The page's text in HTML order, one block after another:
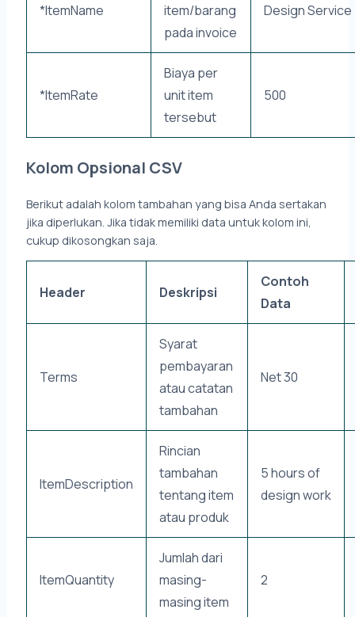
*ItemName
item/barang
pada invoice
Design Service
*ItemRate
Biaya per
unit item
tersebut
500
Kolom Opsional CSV
Berikut adalah kolom tambahan yang bisa Anda sertakan
jika diperlukan. Jika tidak memiliki data untuk kolom ini,
cukup dikosongkan saja.
Header Deskripsi
Contoh
Data
Terms
Syarat
pembayaran
atau catatan
tambahan
Net 30
ItemDescription
Rincian
tambahan
tentang item
atau produk
5 hours of
design work
ItemQuantity
Jumlah dari
masing-
masing item
2